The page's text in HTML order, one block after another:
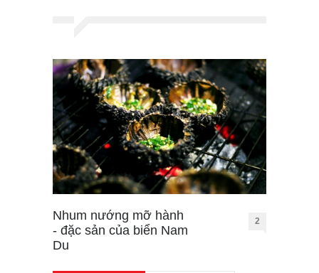
Nhum nướng mỡ hành
- đặc sản của biển Nam
Du
2